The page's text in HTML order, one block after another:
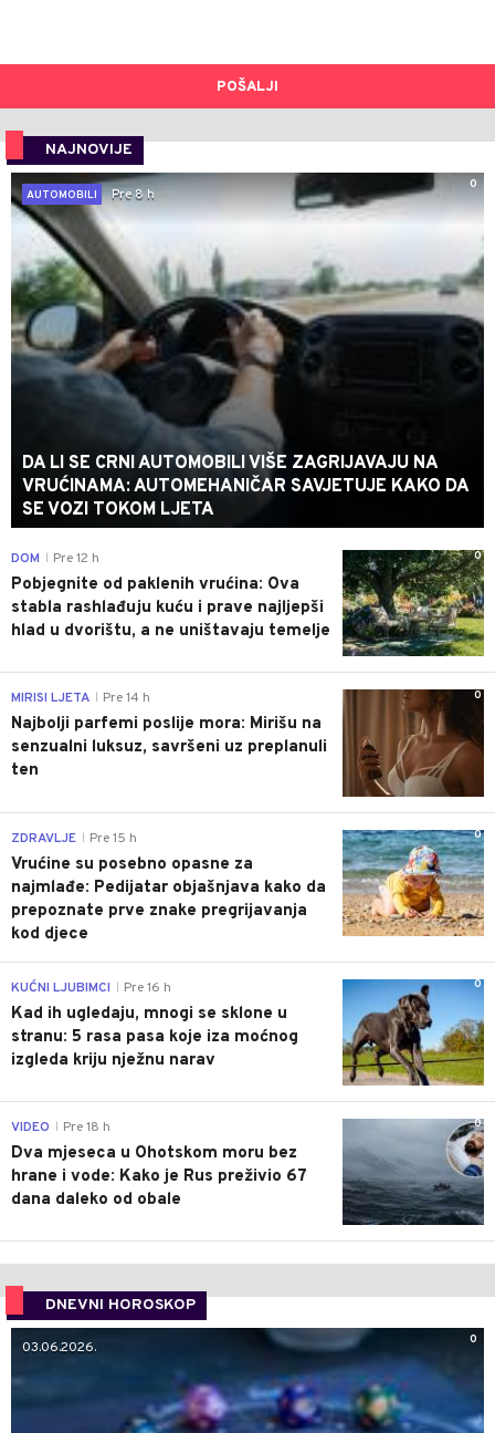
POŠALJI
NAJNOVIJE
0
AUTOMOBILI
Pre 8 h
DA LI SE CRNI AUTOMOBILI VIŠE ZAGRIJAVAJU NA
VRUĆINAMA: AUTOMEHANIČAR SAVJETUJE KAKO DA
SE VOZI TOKOM LJETA
0
DOM Pre 12 h
Pobjegnite od paklenih vrućina: Ova
stabla rashlađuju kuću i prave najljepši
hlad u dvorištu, a ne uništavaju temelje
0
MIRISI LJETA Pre 14 h
Najbolji parfemi poslije mora: Mirišu na
senzualni luksuz, savršeni uz preplanuli
ten
0
ZDRAVLJE Pre 15 h
Vrućine su posebno opasne za
najmlađe: Pedijatar objašnjava kako da
prepoznate prve znake pregrijavanja
kod djece
0
KUĆNI LJUBIMCI Pre 16 h
Kad ih ugledaju, mnogi se sklone u
stranu: 5 rasa pasa koje iza moćnog
izgleda kriju nježnu narav
0
VIDEO Pre 18 h
Dva mjeseca u Ohotskom moru bez
hrane i vode: Kako je Rus preživio 67
dana daleko od obale
DNEVNI HOROSKOP
0
03.06.2026.